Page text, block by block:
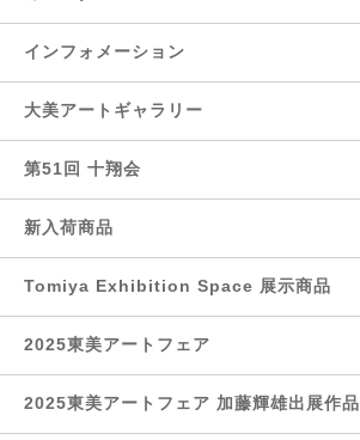
インフォメーション
大美アートギャラリー
第51回 十翔会
新入荷商品
Tomiya Exhibition Space 展示商品
2025東美アートフェア
2025東美アートフェア 加藤輝雄出展作品